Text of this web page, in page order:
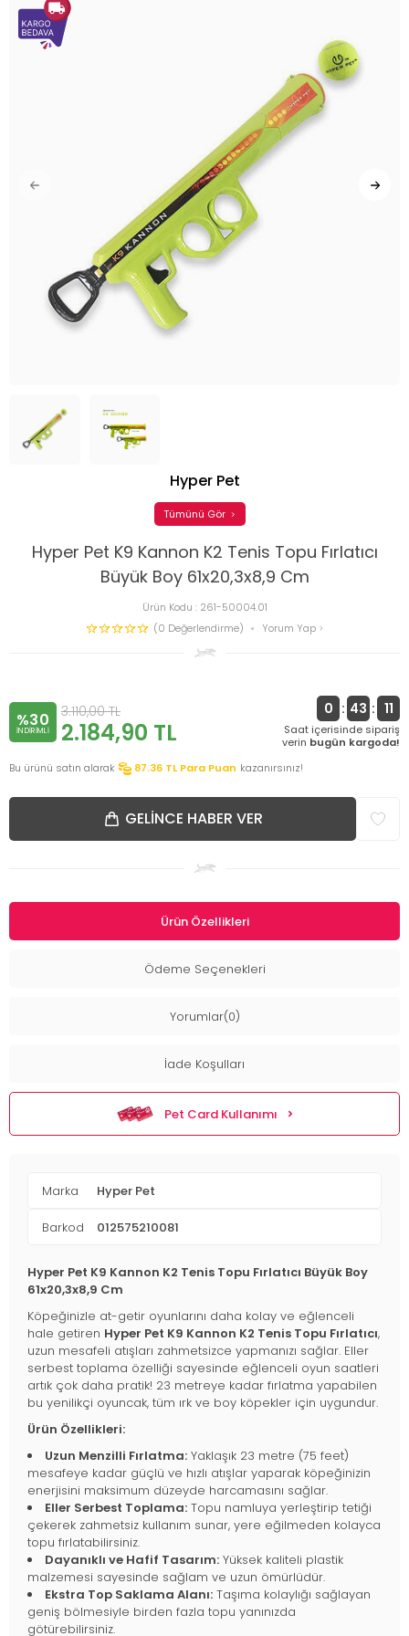
Hyper Pet K9 Kannon K2 Tenis Topu Fırlatıcı
Büyük Boy 61x20,3x8,9 Cm
Ürün Kodu : 261-50004.01
(0 Değerlendirme)
Yorum Yap
Hyper Pet
Tümünü Gör
%30
INDIRIMLI
3.110,00TL
2.184,90 TL
0 : 43 : 11
Saat içerisinde sipariş
verin bugün kargoda!
Bu ürünü satın alarak
87.36 TL Para Puan kazanırsınız!
GELINCE HABER VER
Ürün Özellikleri
Ödeme Seçenekleri
Yorumlar(0)
İade Koşulları
Pet Card Kullanımı
Marka Hyper Pet
Barkod 012575210081
Hyper Pet K9 Kannon K2 Tenis Topu Fırlatıcı Büyük Boy
61x20,3x8,9 Cm
Köpeğinizle at-getir oyunlarını daha kolay ve eğlenceli
hale getiren Hyper Pet K9 Kannon K2 Tenis Topu Fırlatıcı,
uzun mesafeli atışları zahmetsizce yapmanızı sağlar. Eller
serbest toplama özelliği sayesinde eğlenceli oyun saatleri
artık çok daha pratik! 23 metreye kadar fırlatma yapabilen
bu yenilikçi oyuncak, tüm ırk ve boy köpekler için uygundur.
Ürün Özellikleri:
Uzun Menzilli Fırlatma: Yaklaşık 23 metre (75 feet)
mesafeye kadar güçlü ve hızlı atışlar yaparak köpeğinizin
enerjisini maksimum düzeyde harcamasını sağlar.
Eller Serbest Toplama: Topu namluya yerleştirip tetiği
çekerek zahmetsiz kullanım sunar, yere eğilmeden kolayca
topu fırlatabilirsiniz.
Dayanıklı ve Hafif Tasarım: Yüksek kaliteli plastik
malzemesi sayesinde sağlam ve uzun ömürlüdür.
Ekstra Top Saklama Alanı: Taşıma kolaylığı sağlayan
geniş bölmesiyle birden fazla topu yanınızda
götürebilirsiniz.